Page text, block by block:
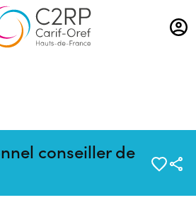
Aller
au
contenu
conseiller de
programmée en